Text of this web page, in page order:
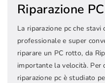
Riparazione PC
La riparazione pc che stavi
professionale e super
riparare un PC rotto, da
importante la velocità.
riparazione pc è studiato